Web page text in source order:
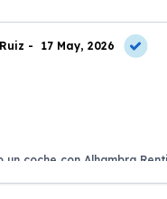
- 17 May, 2026
un coche con Alhambra
Todo ha sido